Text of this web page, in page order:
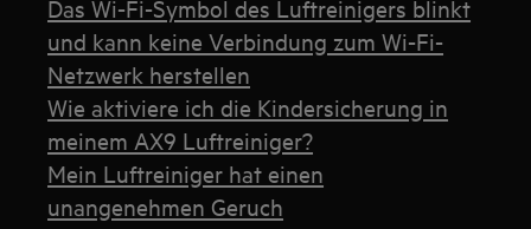
Das Wi-Fi-Symbol des Luftreinigers blinkt
und kann keine Verbindung zum Wi-Fi-
Netzwerk herstellen
Wie aktiviere ich die Kindersicherung in
meinem AX9 Luftreiniger?
Mein Luftreiniger hat einen
unangenehmen Geruch